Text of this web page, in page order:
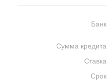
Банк
Сумма кредита
Ставка
Срок